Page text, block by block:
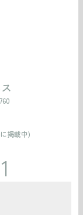
掲載中)